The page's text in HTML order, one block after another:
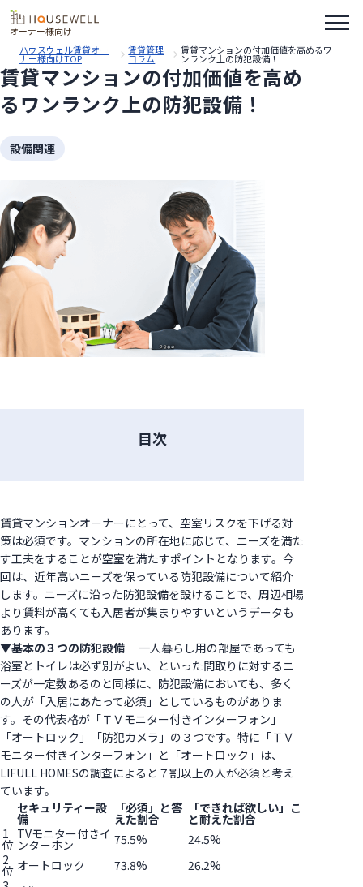
オーナー様向け
ハウスウェル賃貸オー
ナー様向けTOP
賃貸管理
コラム
賃貸マンションの付加価値を高めるワ
ンランク上の防犯設備！
賃貸マンションの付加価値を高め
るワンランク上の防犯設備！
設備関連
目次
賃貸マンションオーナーにとって、空室リスクを下げる対
策は必須です。マンションの所在地に応じて、ニーズを満た
す工夫をすることが空室を満たすポイントとなります。今
回は、近年高いニーズを保っている防犯設備について紹介
します。ニーズに沿った防犯設備を設けることで、周辺相場
より賃料が高くても入居者が集まりやすいというデータも
あります。
▼基本の３つの防犯設備 一人暮らし用の部屋であっても
浴室とトイレは必ず別がよい、といった間取りに対するニ
ーズが一定数あるのと同様に、防犯設備においても、多く
の人が「入居にあたって必須」としているものがありま
す。その代表格が「ＴＶモニター付きインターフォン」
「オートロック」「防犯カメラ」の３つです。特に「ＴＶ
モニター付きインターフォン」と「オートロック」は、
LIFULL HOMESの調査によると７割以上の人が必須と考え
ています。
セキュリティー設
備
「必須」と答
えた割合
「できれば欲しい」こ
と耐えた割合
1
位
TVモニター付きイ
ンターホン 75.5%
24.5%
2
位 オートロック 73.8%
26.2%